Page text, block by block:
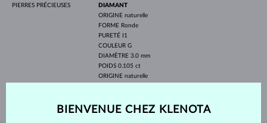
PIERRES PRÉCIEUSES
DIAMANT
ORIGINE naturelle
FORME Ronde
PURETÉ
I1
COULEUR G
DIAMÈTRE 3.0 mm
POIDS 0.105 ct
ORIGINE naturelle
BIENVENUE CHEZ KLENOTA